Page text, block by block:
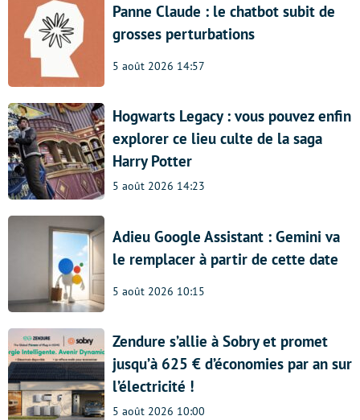
Panne Claude : le chatbot subit de
grosses perturbations
5 août 2026 14:57
Hogwarts Legacy : vous pouvez enfin
explorer ce lieu culte de la saga
Harry Potter
5 août 2026 14:23
Adieu Google Assistant : Gemini va
le remplacer à partir de cette date
5 août 2026 10:15
Zendure s’allie à Sobry et promet
jusqu’à 625 € d’économies par an sur
l’électricité !
5 août 2026 10:00